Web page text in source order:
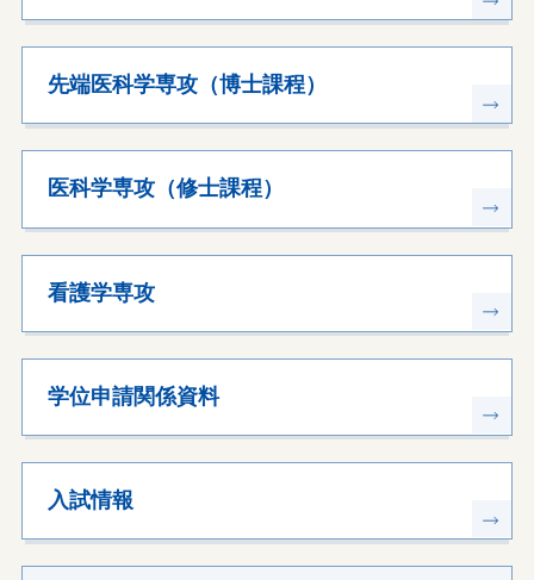
先端医科学専攻（博士課程）
医科学専攻（修士課程）
看護学専攻
学位申請関係資料
入試情報